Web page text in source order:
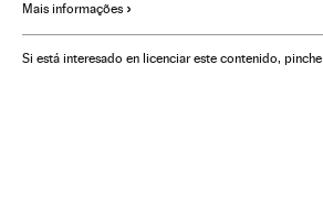
América Latina
Telefonia Telecomunicações Economia
Mais informações
Si está interesado en licenciar este contenido, pinche